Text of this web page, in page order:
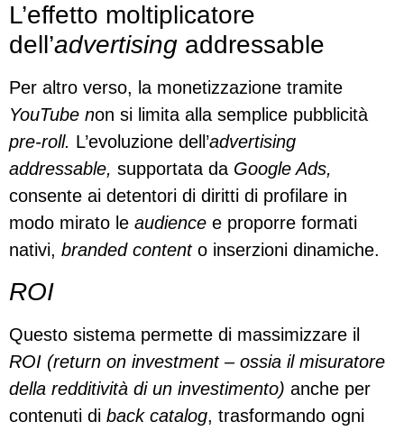
L’effetto moltiplicatore
dell’advertising addressable
Per altro verso, la monetizzazione tramite
YouTube non si limita alla semplice pubblicità
pre-roll. L’evoluzione dell’advertising
addressable, supportata da Google Ads,
consente ai detentori di diritti di profilare in
modo mirato le audience e proporre formati
nativi, branded contento inserzioni dinamiche.
ROI
Questo sistema permette di massimizzare il
ROI (return on investment – ossia il misuratore
della redditività di un investimento) anche per
contenuti di back catalog, trasformando ogni